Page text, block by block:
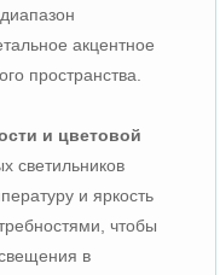
акцентное
пространства.
и цветовой
светильников
и яркость
чтобы
в